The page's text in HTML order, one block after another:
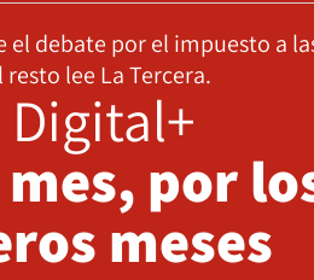
debate por el impuesto a
resto lee La Tercera.
por
meses